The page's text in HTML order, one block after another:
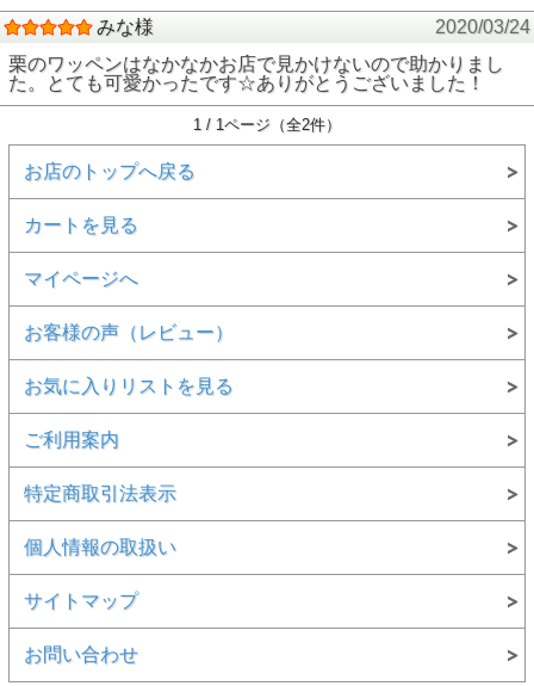
みな様
2020/03/24
栗のワッペンはなかなかお店で見かけないので助かりまし
た。とても可愛かったです☆ありがとうございました！
1 / 1ページ（全2件）
お店のトップへ戻る
カートを見る
マイページへ
お客様の声（レビュー）
お気に入りリストを見る
ご利用案内
特定商取引法表示
個人情報の取扱い
サイトマップ
お問い合わせ